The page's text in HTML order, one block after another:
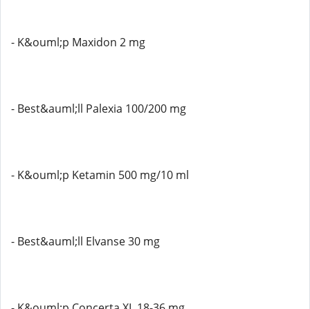
- K&ouml;p Maxidon 2 mg
- Best&auml;ll Palexia 100/200 mg
- K&ouml;p Ketamin 500 mg/10 ml
- Best&auml;ll Elvanse 30 mg